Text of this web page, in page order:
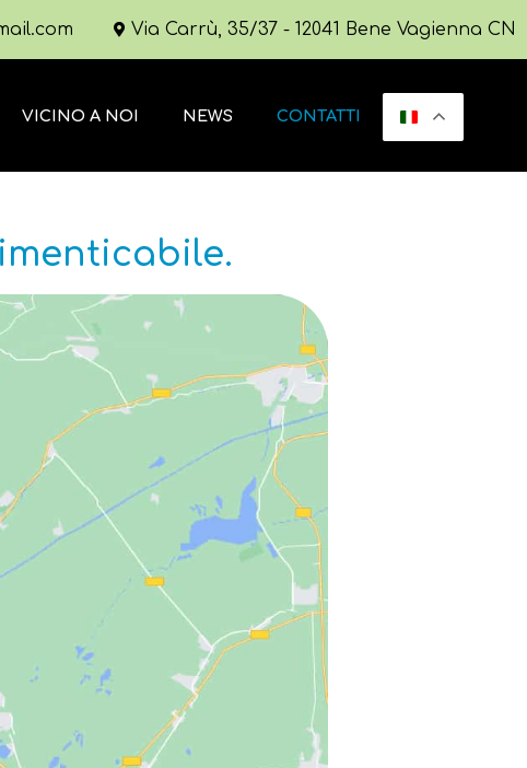
Via Carrù, 35/37 - 12041 Bene Vagienna CN
VICINO A NOI NEWS CONTATTI